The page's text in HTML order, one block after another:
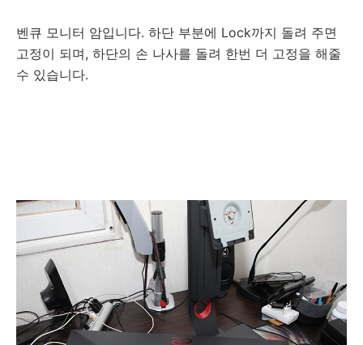
벤큐 모니터 암입니다. 하단 부분에 Lock까지 돌려 주면
고정이 되며, 하단의 손 나사를 돌려 한번 더 고정을 해줄
수 있습니다.